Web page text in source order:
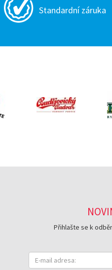
Standardní záruka
Přihlašte se k